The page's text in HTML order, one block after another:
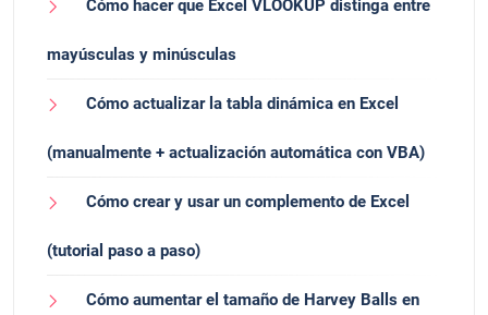
Cómo hacer que Excel VLOOKUP distinga entre
mayúsculas y minúsculas
Cómo actualizar la tabla dinámica en Excel
(manualmente + actualización automática con VBA)
Cómo crear y usar un complemento de Excel
(tutorial paso a paso)
Cómo aumentar el tamaño de Harvey Balls en